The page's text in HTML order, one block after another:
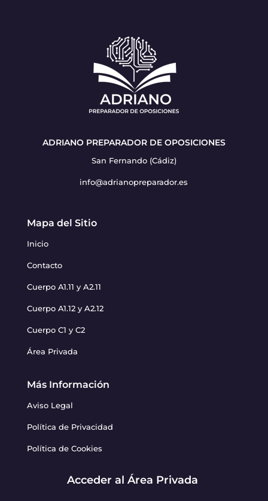
ADRIANO PREPARADOR DE OPOSICIONES
San Fernando (Cádiz)
info@adrianopreparador.es
Mapa del Sitio
Inicio
Contacto
Cuerpo A1.11 y A2.11
Cuerpo A1.12 y A2.12
Cuerpo C1 y C2
Área Privada
Más Información
Aviso Legal
Política de Privacidad
Política de Cookies
Acceder al Área Privada